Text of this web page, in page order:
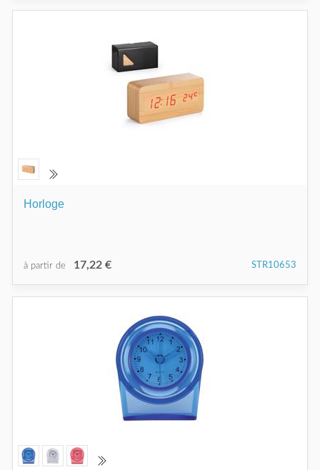
Horloge
à partir de 17,22 € STR10653